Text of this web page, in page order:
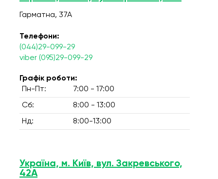
Гарматна, 37А
Телефони:
(044)29-099-29
viber (095)29-099-29
Графік роботи:
Пн-Пт:
7:00 - 17:00
Сб: 8:00 - 13:00
Нд: 8:00-13:00
Україна, м. Київ, вул. Закревського,
42А